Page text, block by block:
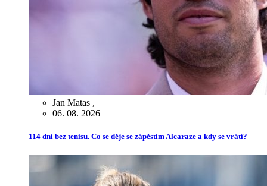
Jan Matas ,
06. 08. 2026
114 dní bez tenisu. Co se děje se zápěstím Alcaraze a kdy se vrátí?